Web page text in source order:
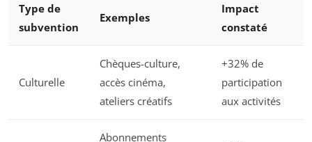
Type de
subvention
Exemples
Impact
constaté
Culturelle
Chèques-culture,
accès cinéma,
ateliers créatifs
+32% de
participation
aux activités
Abonnements